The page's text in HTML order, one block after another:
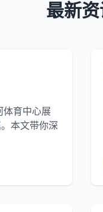
最新
体育中心展
本文带你深